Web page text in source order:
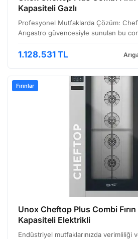
Kapasiteli Gazlı
Profesyonel Mutfaklarda Çözüm:
Arıgastro güvencesiyle sunulan bu
pişirme sonuçları elde etmek isteyen
1.128.531 TL
Fırınlar
Unox Cheftop Plus Combi Fırın
Kapasiteli Elektrikli
Endüstriyel mutfaklarınızda verimliliği